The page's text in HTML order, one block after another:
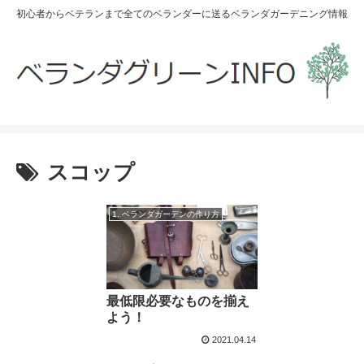
初心者からベテランまで全てのベランダーに送るベランダガーデニング情報
スコップ
1. ベランダガーデンの作り方
最低限必要なものを揃え
よう！
2021.04.14